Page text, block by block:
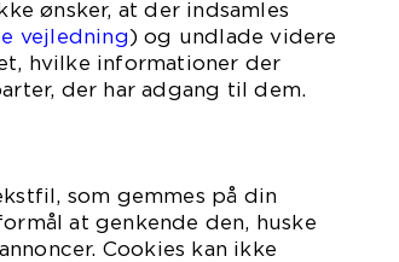
ønsker, at der indsamles
vejledning) og undlade videre
hvilke informationer der
der har adgang til dem.
som gemmes på din
at genkende den, huske
Cookies kan ikke